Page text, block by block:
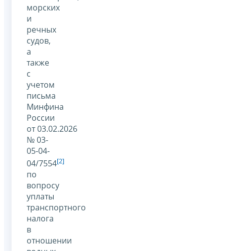
морских
и
речных
судов,
а
также
с
учетом
письма
Минфина
России
от 03.02.2026
№ 03-
05-04-
04/7554[2]
по
вопросу
уплаты
транспортного
налога
в
отношении